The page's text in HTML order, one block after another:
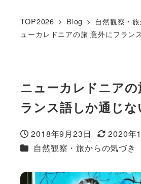
TOP2026 Blog 自然観察・
ューカレドニアの旅 意外にフラン
ニューカレドニア
ランス語しか通じな
投稿日
2018年9月23日
更新日
2020年
カテゴリー
自然観察・旅からの気づき